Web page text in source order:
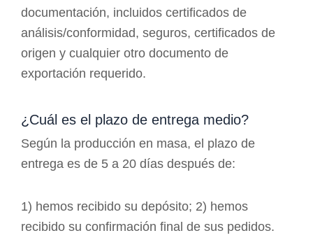
documentación, incluidos certificados de
análisis/conformidad, seguros, certificados de
origen y cualquier otro documento de
exportación requerido.
¿Cuál es el plazo de entrega medio?
Según la producción en masa, el plazo de
entrega es de 5 a 20 días después de:
1) hemos recibido su depósito; 2) hemos
recibido su confirmación final de sus pedidos.